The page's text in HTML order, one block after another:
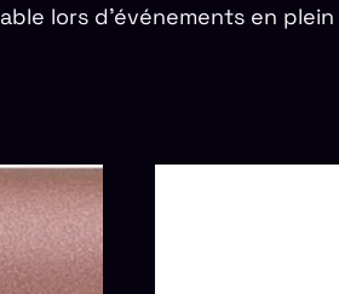
lors d’événements en